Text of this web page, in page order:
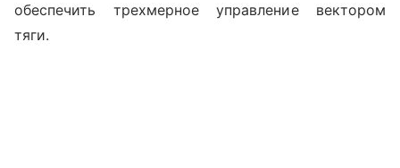
обеспечить трехмерное управление вектором
тяги.